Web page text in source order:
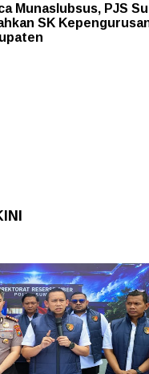
Munaslubsus, PJS
SK